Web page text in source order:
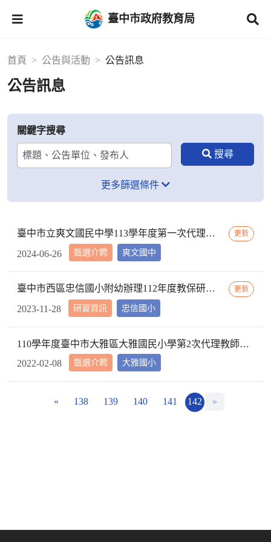
臺中市政府教育局
首頁 公告與活動 公告訊息
公告訊息
關鍵字搜尋
更多篩選條件
甄選介聘
臺中市立爽文國民中學113學年度第一次代理教師甄選簡章(一次公告分次招考) 更新
爽文國中
2024-06-26
研習資訊
臺中市西區忠信國小附幼辦理112年度教保研習─ 「嬰幼用藥安全~就是「藥」你好好的」，請鼓勵貴校(園)教保服務人員踴躍參加 更新
忠信國小
2023-11-28
甄選介聘
110學年度臺中市大雅區大雅國民小學第2次代理教師甄選第2次招考結果公告
大雅國小
2022-02-08
« 138 139 140 141 142 »